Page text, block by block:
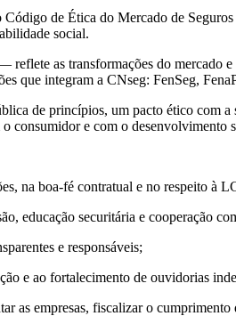
de Ética do Mercado de
social.
as transformações do mercado
que integram a CNseg: FenSeg,
de princípios, um pacto ético
consumidor e com o desenvolvimento
na boa-fé contratual e no respeito à
educação securitária e cooperação
e responsáveis;
e ao fortalecimento de ouvidorias
empresas, fiscalizar o